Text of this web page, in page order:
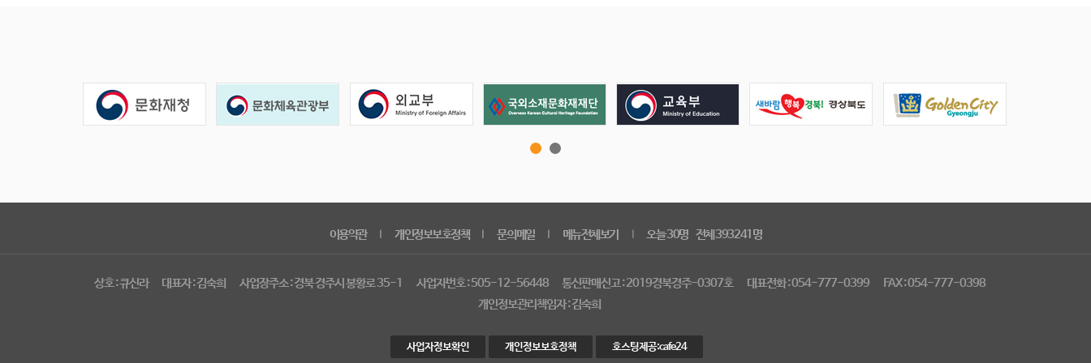
이용약관 개인정보보호정책 문의메일 메뉴전체보기 오늘 30명 전체 393241명
상호 : 큐신라 대표자 : 김숙희 사업장주소 : 경북 경주시 봉황로 35-1 사업자번호 : 505-12-56448 통신판매신고 : 2019경북경주-0307호 대표전화 : 054-777-0399
FAX : 054-777-0398
개인정보관리책임자 : 김숙희
사업자정보확인 개인정보보호정책 호스팅제공:cafe24